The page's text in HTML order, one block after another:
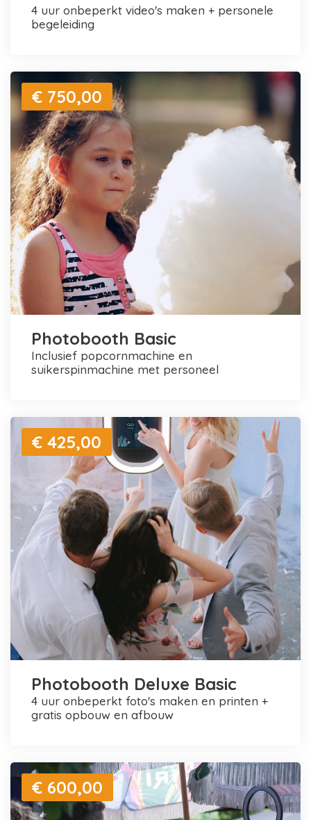
4 uur onbeperkt video's maken + personele
begeleiding
€ 750,00
Photobooth Basic
inclusief popcornmachine en
suikerspinmachine met personeel
€ 425,00
Photobooth Deluxe Basic
4 uur onbeperkt foto's maken en printen +
gratis opbouw en afbouw
€ 600,00